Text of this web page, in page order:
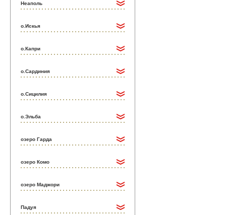
Неаполь
о.Искья
о.Капри
о.Сардиния
о.Сицилия
о.Эльба
озеро Гарда
озеро Комо
озеро Маджори
Падуя